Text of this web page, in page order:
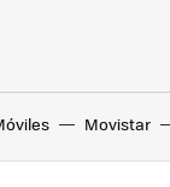
Movistar